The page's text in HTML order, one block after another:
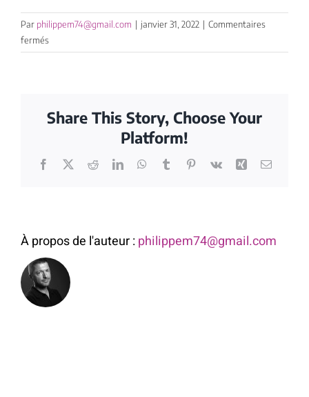
Par philippem74@gmail.com | janvier 31, 2022 | Commentaires
ferméssur
Animuchachos
Share This Story, Choose Your
Platform!
Facebook
X RedditLinkedInWhatsApp
TumblrPinterest
Vk Xing Email
À propos de l'auteur :philippem74@gmail.com